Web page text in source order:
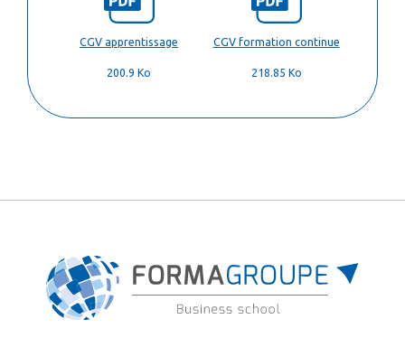
CGV apprentissage
200.9 Ko
CGV formation continue
218.85 Ko